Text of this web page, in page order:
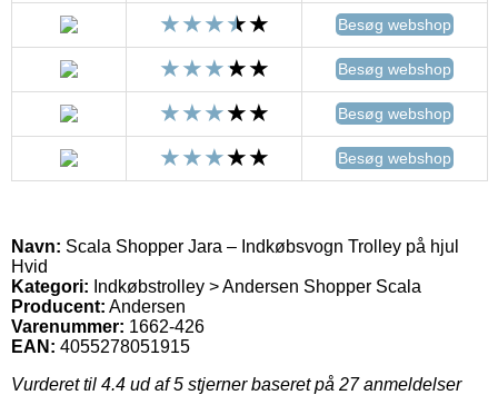
Besøg webshop
Besøg webshop
Besøg webshop
Besøg webshop
Navn: Scala Shopper Jara – Indkøbsvogn Trolley på hjul
Hvid
Kategori: Indkøbstrolley > Andersen Shopper Scala
Producent: Andersen
Varenummer: 1662-426
EAN: 4055278051915
Vurderet til 4.4 ud af 5 stjerner baseret på 27anmeldelser